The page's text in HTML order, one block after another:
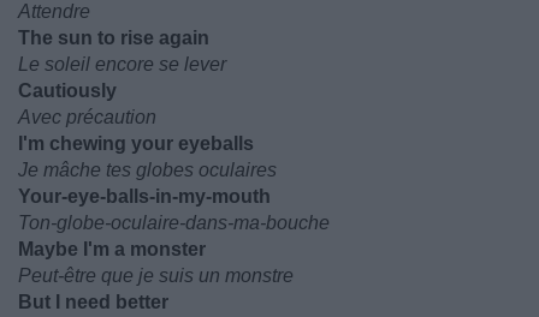
Attendre
The sun to rise again
Le soleil encore se lever
Cautiously
Avec précaution
I'm chewing your eyeballs
Je mâche tes globes oculaires
Your-eye-balls-in-my-mouth
Ton-globe-oculaire-dans-ma-bouche
Maybe I'm a monster
Peut-être que je suis un monstre
But I need better